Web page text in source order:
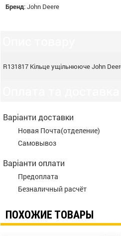
Бренд:John Deere
R131817 Кільце ущільнююче John
Варіанти доставки
Новая Почта(отделение)
Самовывоз
Варіанти оплати
Предоплата
Безналичный расчёт
ПОХОЖИЕ ТОВАРЫ